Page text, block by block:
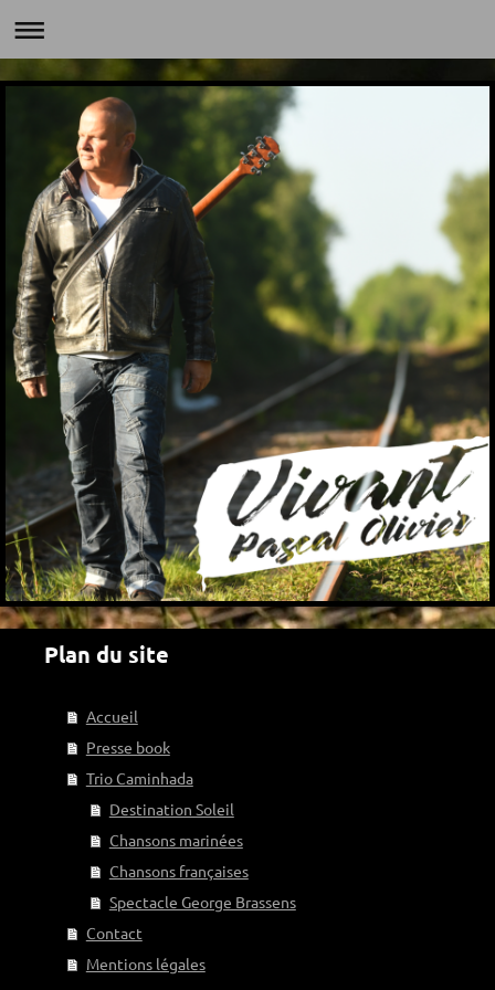
Plan du site
Accueil
Presse book
Trio Caminhada
Destination Soleil
Chansons marinées
Chansons françaises
Spectacle George Brassens
Contact
Mentions légales